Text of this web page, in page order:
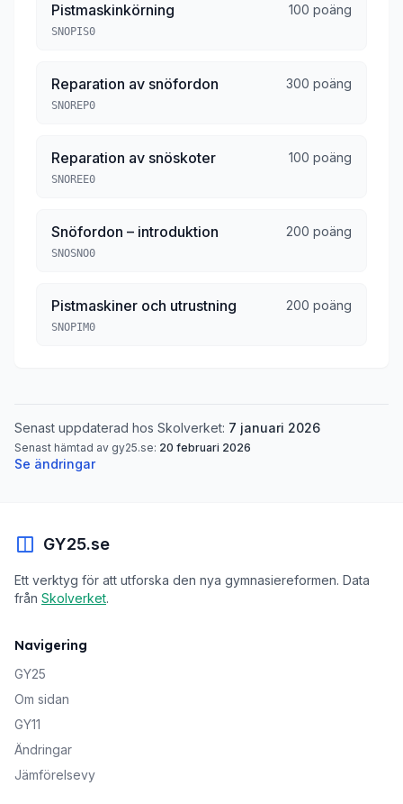
Pistmaskinkörning 100 poäng
SNOPIS0
Reparation av snöfordon 300 poäng
SNOREP0
Reparation av snöskoter 100 poäng
SNOREE0
Snöfordon – introduktion 200 poäng
SNOSNO0
Pistmaskiner och utrustning 200 poäng
SNOPIM0
Senast uppdaterad hos Skolverket: 7 januari 2026
Senast hämtad av gy25.se: 20 februari 2026
Se ändringar
GY25.se
Ett verktyg för att utforska den nya gymnasiereformen. Data
från Skolverket.
Navigering
GY25
Om sidan
GY11
Ändringar
Jämförelsevy